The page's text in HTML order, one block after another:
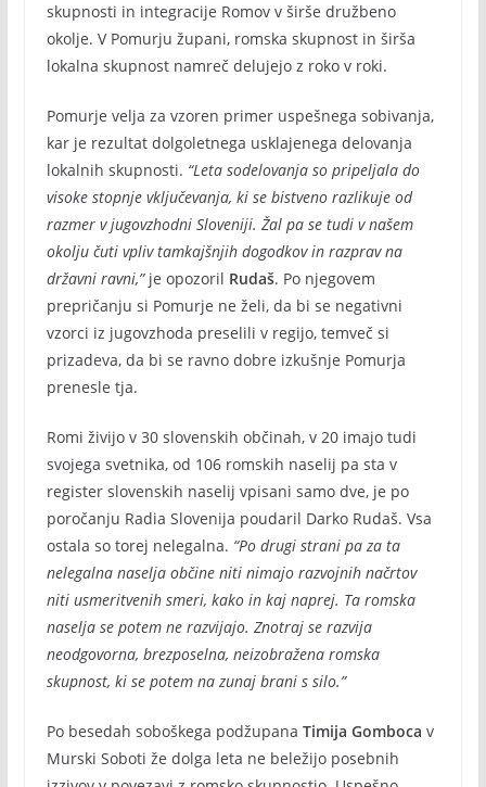
skupnosti in integracije Romov v širše družbeno
okolje. V Pomurju župani, romska skupnost in širša
lokalna skupnost namreč delujejo z roko v roki.
Pomurje velja za vzoren primer uspešnega sobivanja,
kar je rezultat dolgoletnega usklajenega delovanja
lokalnih skupnosti. “Leta sodelovanja so pripeljala do
visoke stopnje vključevanja, ki se bistveno razlikuje od
razmer v jugovzhodni Sloveniji. Žal pa se tudi v našem
okolju čuti vpliv tamkajšnjih dogodkov in razprav na
državni ravni,” je opozoril Rudaš. Po njegovem
prepričanju si Pomurje ne želi, da bi se negativni
vzorci iz jugovzhoda preselili v regijo, temveč si
prizadeva, da bi se ravno dobre izkušnje Pomurja
prenesle tja.
Romi živijo v 30 slovenskih občinah, v 20 imajo tudi
svojega svetnika, od 106 romskih naselij pa sta v
register slovenskih naselij vpisani samo dve, je po
poročanju Radia Slovenija poudaril Darko Rudaš. Vsa
ostala so torej nelegalna. “Po drugi strani pa za ta
nelegalna naselja občine niti nimajo razvojnih načrtov
niti usmeritvenih smeri, kako in kaj naprej. Ta romska
naselja se potem ne razvijajo. Znotraj se razvija
neodgovorna, brezposelna, neizobražena romska
skupnost, ki se potem na zunaj brani s silo.”
Po besedah soboškega podžupana Timija Gomboca v
Murski Soboti že dolga leta ne beležijo posebnih